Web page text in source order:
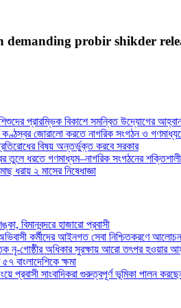
demanding probir shikder
প্রারম্ভিক বিকাশে সমন্বিত উদ্যোগের
কণ্ঠস্বর জোরালো করতে নাগরিক সংগঠন ও
বিষয় অন্তর্ভুক্ত করবে সরকার
তুলে ধরতে গণমাধ্যম–নাগরিক সংগঠনের
ধরায় ২ মাসের নিষেধাজ্ঞা
বিমানবন্দরে হাজারো প্রবাসী
কর্মীদের আইনগত সেবা নিশ্চিতকরণে
নৃ-গোষ্ঠীর অধিকার সুরক্ষায় আরো তৎপর হওয়ার
বাংলাদেশিকে ক্ষমা
প্রবাসী সাংবাদিকরা গুরুত্বপূর্ণ ভূমিকা পালন